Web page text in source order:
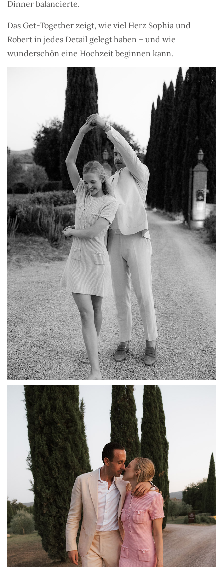
Dinner balancierte.
Das Get-Together zeigt, wie viel Herz Sophia und
Robert in jedes Detail gelegt haben – und wie
wunderschön eine Hochzeit beginnen kann.